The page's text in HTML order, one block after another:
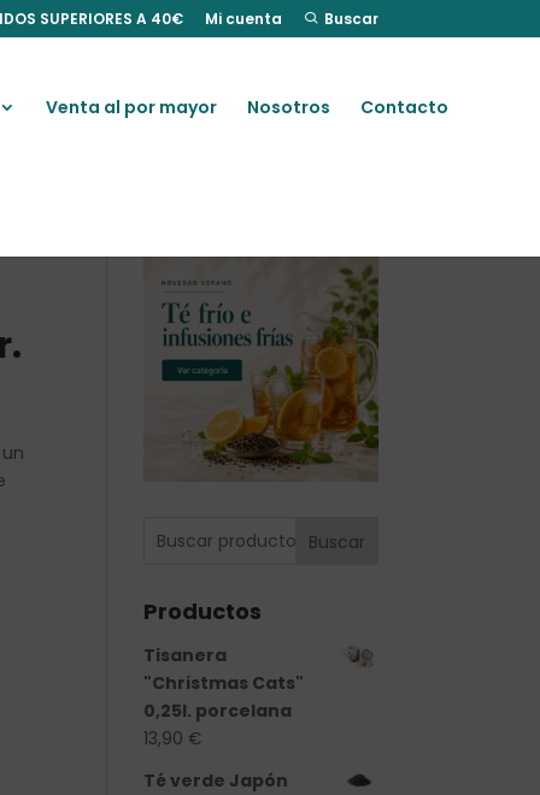
SUPERIORES A 40€ Mi cuenta Buscar
Venta al por mayor Nosotros Contacto
Buscar
Productos
Tisanera
"Christmas Cats"
0,25l. porcelana
13,90 €
Té verde Japón